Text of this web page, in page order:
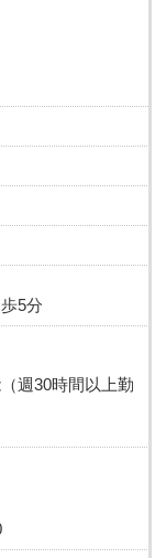
5分
週30時間以上勤